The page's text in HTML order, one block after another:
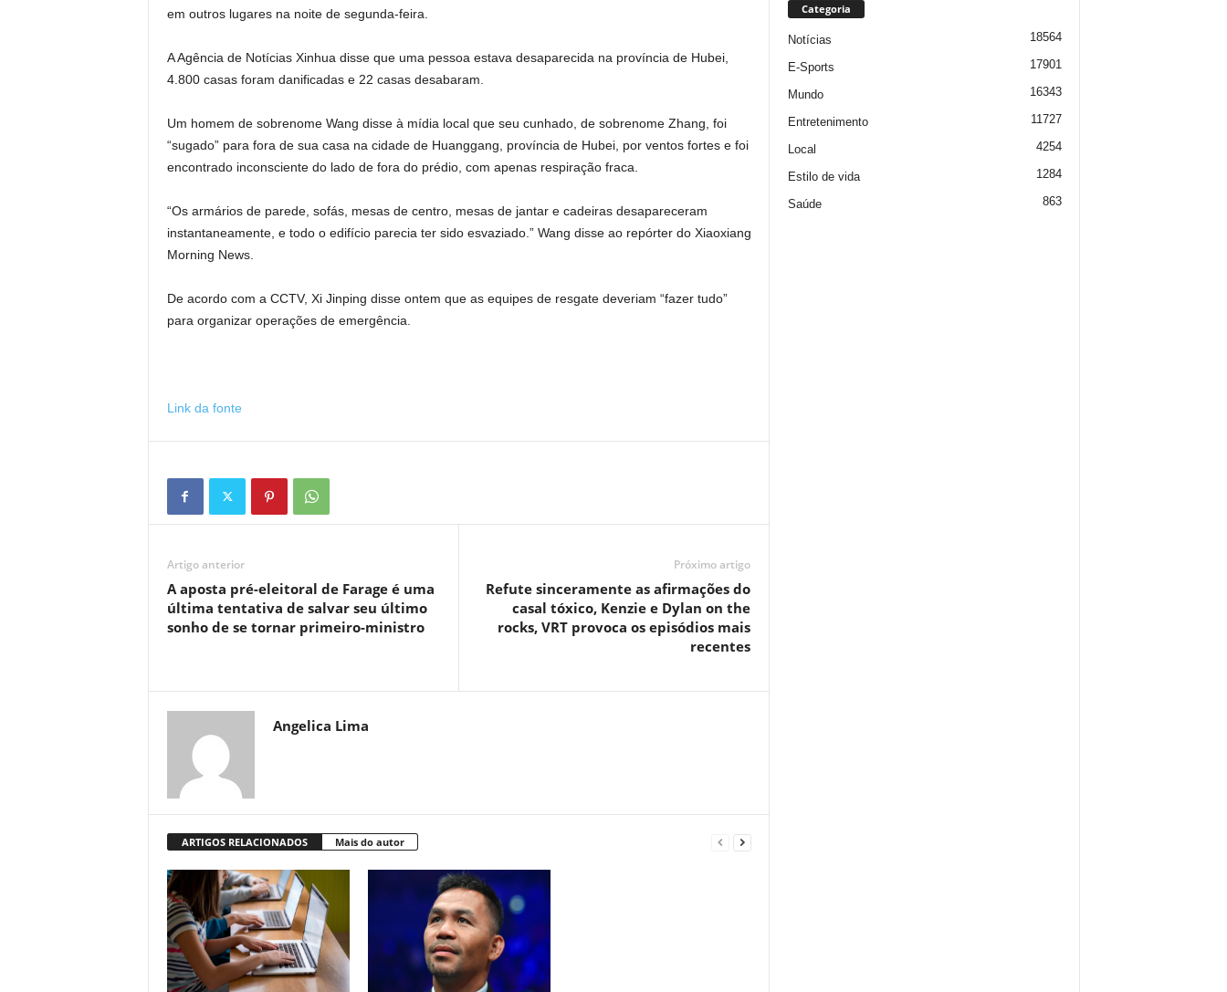
em outros lugares na noite de segunda-feira.
A Agência de Notícias Xinhua disse que uma pessoa estava desaparecida na província de Hubei,
4.800 casas foram danificadas e 22 casas desabaram.
Um homem de sobrenome Wang disse à mídia local que seu cunhado, de sobrenome Zhang, foi
“sugado” para fora de sua casa na cidade de Huanggang, província de Hubei, por ventos fortes e foi
encontrado inconsciente do lado de fora do prédio, com apenas respiração fraca.
“Os armários de parede, sofás, mesas de centro, mesas de jantar e cadeiras desapareceram
instantaneamente, e todo o edifício parecia ter sido esvaziado.” Wang disse ao repórter do Xiaoxiang
Morning News.
De acordo com a CCTV, Xi Jinping disse ontem que as equipes de resgate deveriam “fazer tudo”
para organizar operações de emergência.
Link da fonte
Artigo anterior
A aposta pré-eleitoral de Farage é uma
última tentativa de salvar seu último
sonho de se tornar primeiro-ministro
Próximo artigo
Refute sinceramente as afirmações do
casal tóxico, Kenzie e Dylan on the
rocks, VRT provoca os episódios mais
recentes
Angelica Lima
ARTIGOS RELACIONADOS Mais do autor
Categoria
Notícias 18564
E-Sports 17901
Mundo 16343
Entretenimento 11727
Local 4254
Estilo de vida 1284
Saúde 863